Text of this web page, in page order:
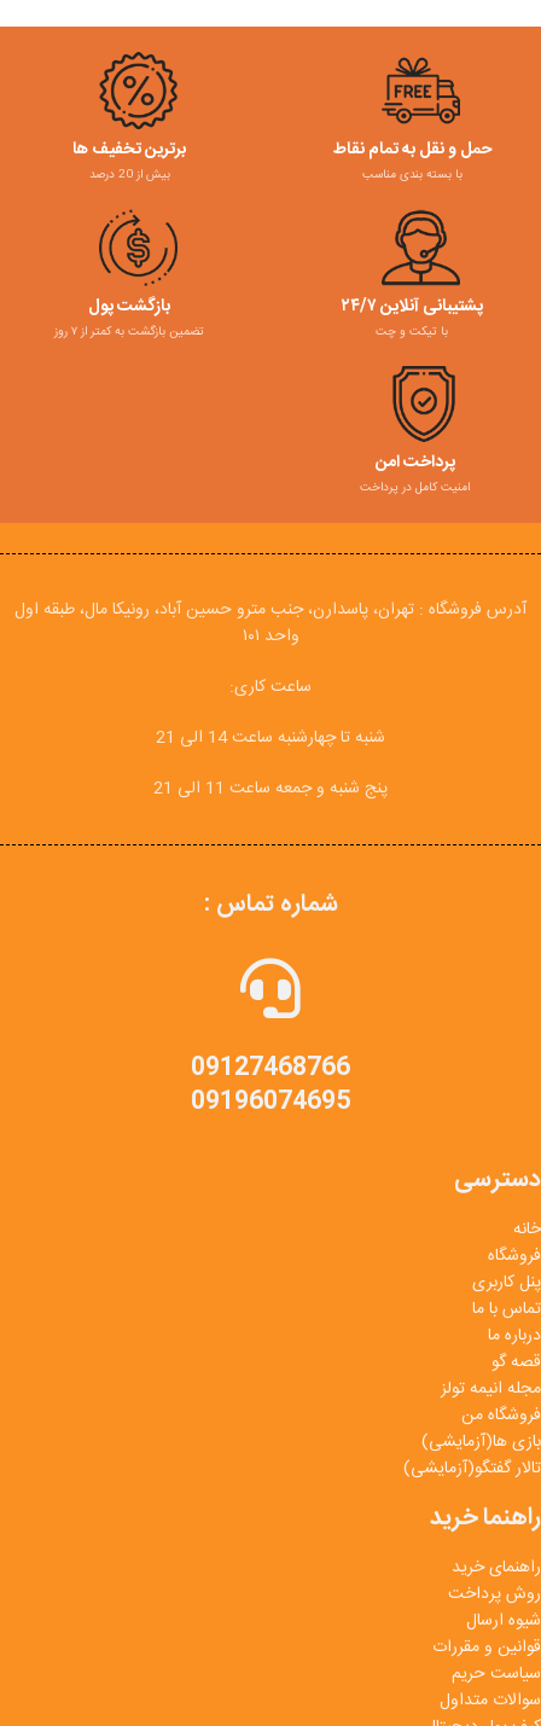
حمل و نقل به تمام نقاط
با بسته بندی مناسب
برترین تخفیف ها
بیش از 20 درصد
پشتیبانی آنلاین ۲۴/۷
با تیکت و چت
بازگشت پول
تضمین بازگشت به کمتر از ۷ روز
پرداخت امن
امنیت کامل در پرداخت
آدرس فروشگاه : تهران، پاسدارن، جنب مترو حسین آباد، رونیکا مال، طبقه اول
واحد ۱۰۱
ساعت کاری:
شنبه تا چهارشنبه ساعت 14 الی 21
پنج شنبه و جمعه ساعت 11 الی 21
شماره تماس :
09127468766
09196074695
دسترسی
خانه
فروشگاه
پنل کاربری
تماس با ما
درباره ما
قصه گو
مجله انیمه تولز
فروشگاه من
بازی ها(آزمایشی)
تالار گفتگو(آزمایشی)
راهنما خرید
راهنمای خرید
روش پرداخت
شیوه ارسال
قوانین و مقررات
سیاست حریم
سوالات متداول